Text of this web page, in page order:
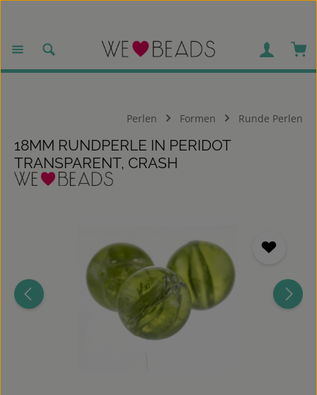
Perlen Formen Runde Perlen
18MM RUNDPERLE IN PERIDOT
TRANSPARENT, CRASH